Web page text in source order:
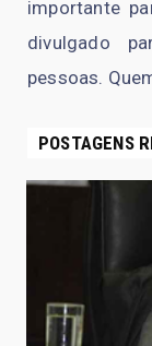
importante
divulgado
pessoas.
POSTAGENS